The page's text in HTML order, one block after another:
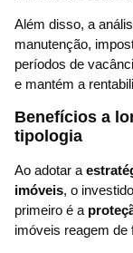
Além disso, a
manutenção,
períodos de
e mantém a
Benefícios a
tipologia
Ao adotar a
imóveis, o
primeiro é a
imóveis reagem